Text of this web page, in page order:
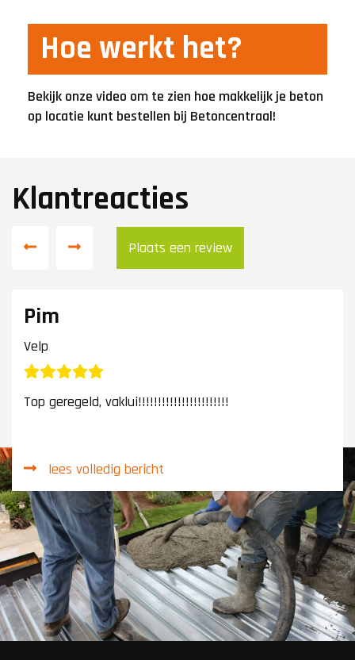
Hoe werkt het?
Bekijk onze video om te zien hoe makkelijk je beton
op locatie kunt bestellen bij Betoncentraal!
Klantreacties
Pim
Velp
Top geregeld, vaklui!!!!!!!!!!!!!!!!!!!!!!!
lees volledig bericht
Plaats een review